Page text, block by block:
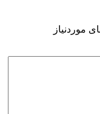
موردنیاز